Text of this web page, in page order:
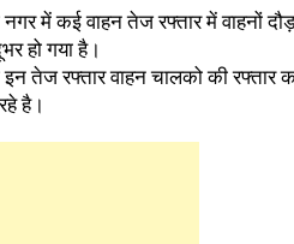
नगर में कई वाहन तेज रफ्तार में वाहनों
हो गया है।
इन तेज रफ्तार वाहन चालको की
है।